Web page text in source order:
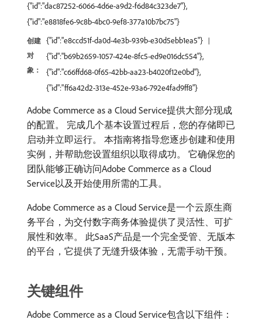
{"id":"dac87252-6066-4d6e-a9d2-f6d84c323de7"},
{"id":"e8818fe6-9c8b-4bc0-9ef8-377a10b7bc75"}
创建
对
象：
{"id":"e8ccd51f-da0d-4e3b-939b-e30d5ebb1ea5"}
{"id":"b69b2659-1057-424e-8fc5-ed9e016dc554"},
{"id":"c66ffd68-0f65-42bb-aa23-b4020f12e0bd"},
{"id":"ff6a42d2-313e-452e-93a6-792e4fad9ff8"}
Adobe Commerce as a Cloud Service提供大部分现成
的配置。 完成几个基本设置过程后，您的存储即已
启动并立即运行。 本指南将指导您逐步创建和使用
实例，并帮助您设置组织以取得成功。 它确保您的
团队能够正确访问Adobe Commerce as a Cloud
Service以及开始使用所需的工具。
Adobe Commerce as a Cloud Service是一个云原生商
务平台，为交付数字商务体验提供了灵活性、可扩
展性和效率。 此SaaS产品是一个完全受管、无版本
的平台，它提供了无缝升级体验，无需手动干预。
关键组件
Adobe Commerce as a Cloud Service包含以下组件：